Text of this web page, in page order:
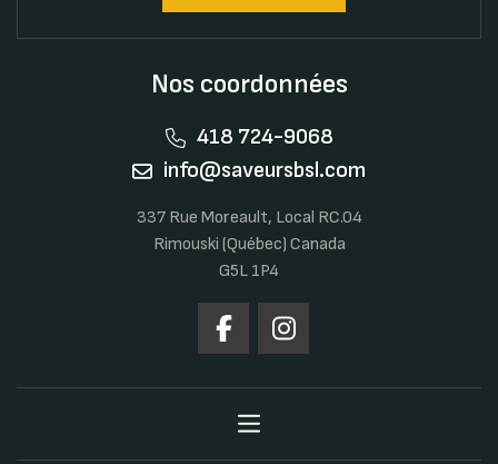
Nos coordonnées
418 724-9068
info@saveursbsl.com
337 Rue Moreault, Local RC.04
Rimouski (Québec) Canada
G5L 1P4